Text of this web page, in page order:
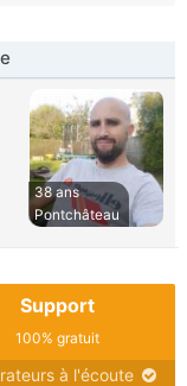
38 ans
Pontchâteau
Support
100% gratuit
à l'écoute